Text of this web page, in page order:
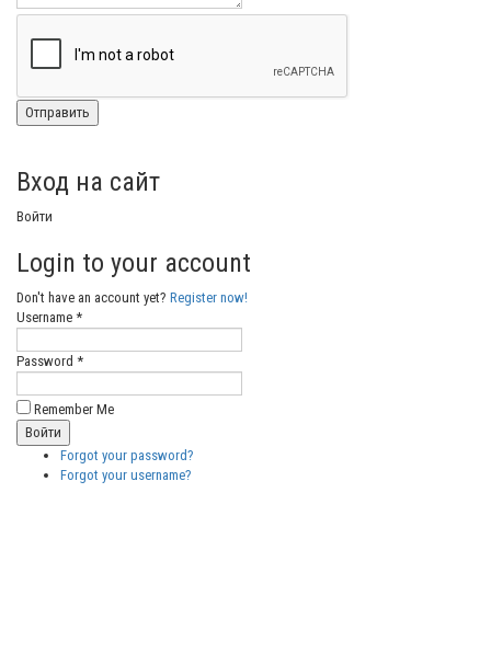
Вход на сайт
Войти
Login to your account
Don't have an account yet? Register now!
Username *
Password *
Remember Me
Forgot your password?
Forgot your username?